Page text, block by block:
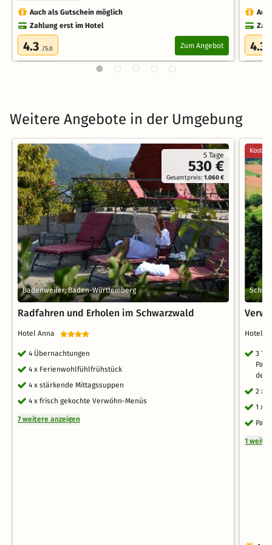
Auch als Gutschein möglich
Zahlung erst im Hotel
4.3 /5.0 Zum Angebot 4.3
Weitere Angebote in der Umgebung
5 Tage
530 €
Gesamtpreis:1.060 €
Badenweiler, Baden-Württemberg
Radfahren und Erholen im Schwarzwald
Hotel Anna
4 Übernachtungen
4 x Ferienwohlfühlfrühstück
4 x stärkende Mittagssuppen
4 x frisch gekochte Verwöhn-Menüs
7 weitere anzeigen
Hotel
3
des
2 x
1 x
1